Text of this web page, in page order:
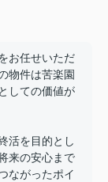
お任せいただ
物件は苦楽園
しての価値が
活を目的とし
来の安心まで
ながったポイ